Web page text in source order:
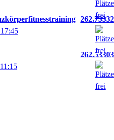
262.73332
262.53303